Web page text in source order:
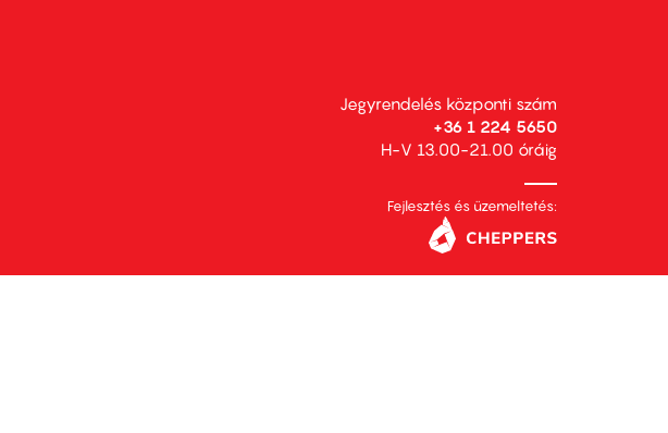
Jegyrendelés központi szám
+36 1 224 5650
H-V 13.00-21.00 óráig
Fejlesztés és üzemeltetés: